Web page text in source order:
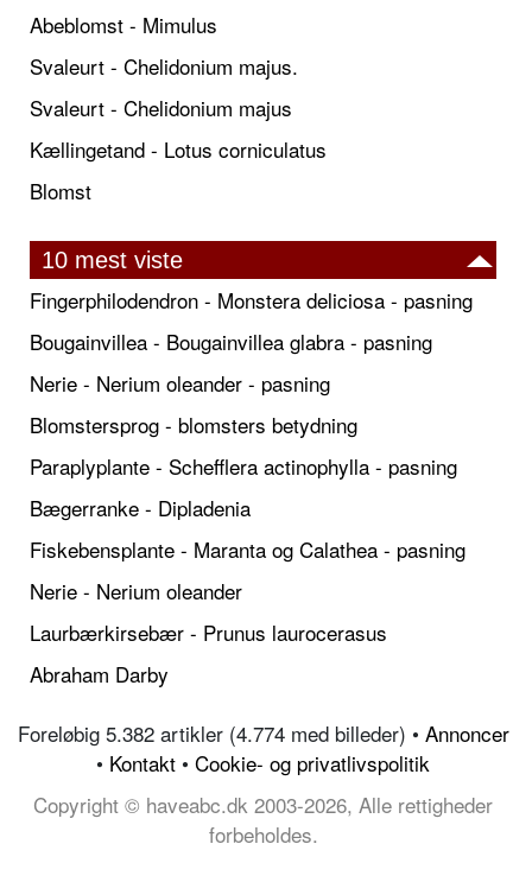
Abeblomst - Mimulus
Svaleurt - Chelidonium majus.
Svaleurt - Chelidonium majus
Kællingetand - Lotus corniculatus
Blomst
10 mest viste
Fingerphilodendron - Monstera deliciosa - pasning
Bougainvillea - Bougainvillea glabra - pasning
Nerie - Nerium oleander - pasning
Blomstersprog - blomsters betydning
Paraplyplante - Schefflera actinophylla - pasning
Bægerranke - Dipladenia
Fiskebensplante - Maranta og Calathea - pasning
Nerie - Nerium oleander
Laurbærkirsebær - Prunus laurocerasus
Abraham Darby
Foreløbig 5.382 artikler (4.774 med billeder) • Annoncer
• Kontakt • Cookie- og privatlivspolitik
Copyright © haveabc.dk 2003-2026, Alle rettigheder
forbeholdes.